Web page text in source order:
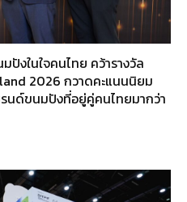
งในใจคนไทย คว้ารางวัล
2026 กวาดคะแนนนิยม
นด์ขนมปังที่อยู่คู่คนไทยมากว่า